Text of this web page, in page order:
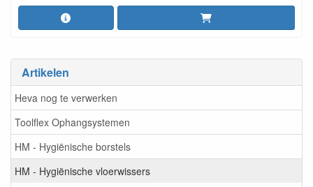
Artikelen
Heva nog te verwerken
Toolflex Ophangsystemen
HM - Hygiënische borstels
HM - Hygiënische vloerwissers